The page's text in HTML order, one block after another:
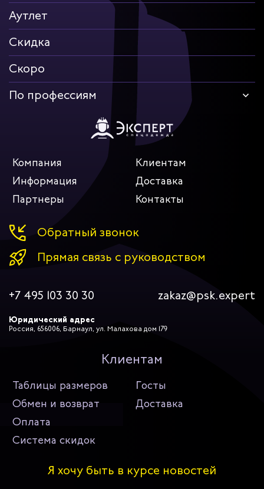
Аутлет
Скидка
Скоро
По профессиям
Компания
Клиентам
Информация
Доставка
Партнеры
Контакты
Обратный звонок
Прямая связь с руководством
+7 495 103 30 30 zakaz@psk.expert
Юридический адрес
Россия, 656006, Барнаул, ул. Малахова дом 179
Клиентам
Таблицы размеров
Госты
Обмен и возврат
Доставка
Оплата
Система скидок
Я хочу быть в курсе новостей